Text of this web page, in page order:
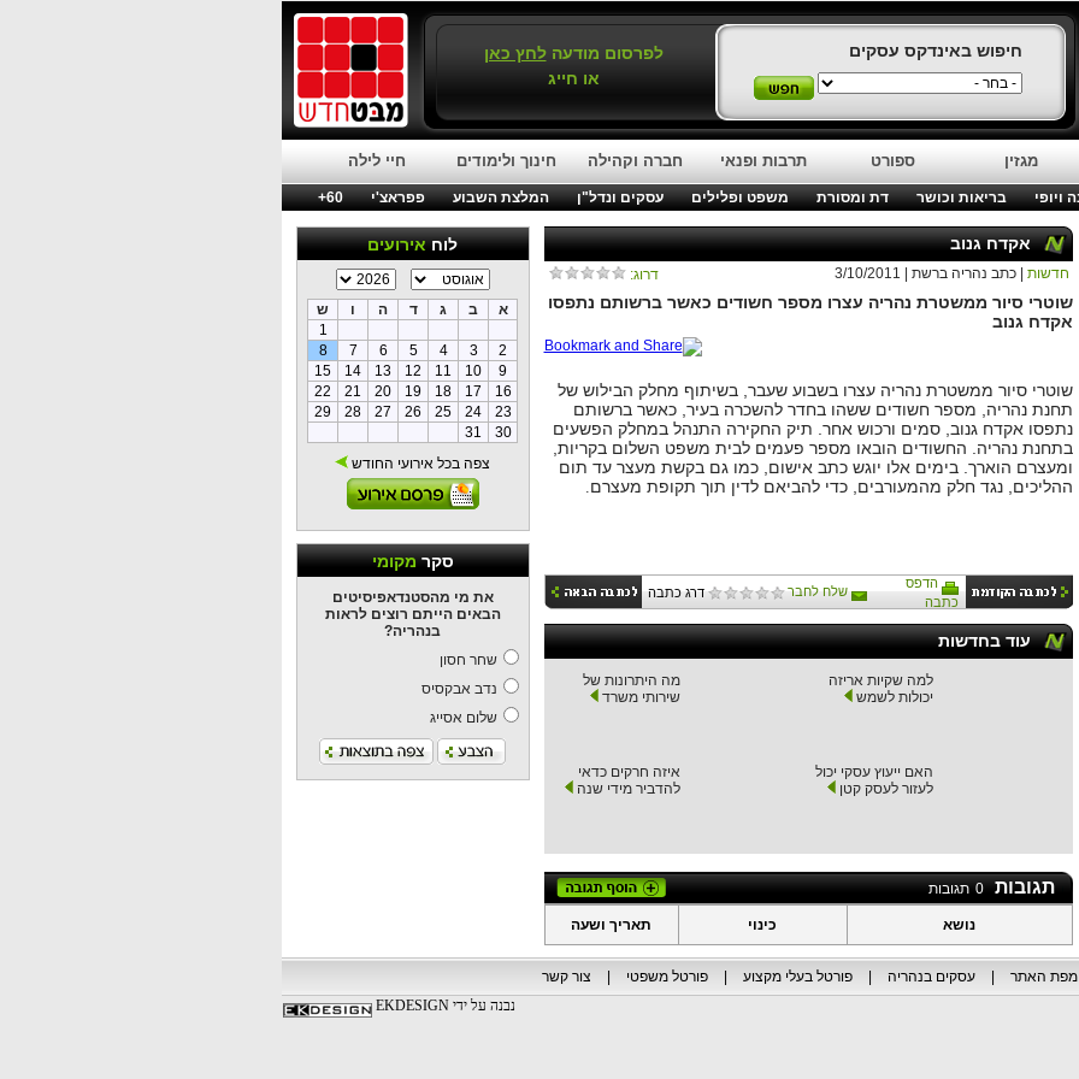
חיפוש באינדקס עסקים לפרסום מודעהלחץ כאן
או חייג
מגזין ספורט תרבות ופנאי חברה וקהילה חינוך ולימודים חיי לילה
ויופי בריאות וכושר דת ומסורת משפט ופלילים עסקים ונדל"ן המלצת השבוע פפראצ'י
60+
לוחאירועים
א ב ג ד ה ו
ש
1
2
3
4
5
6
7
8
9
10
11
12
13
14
15
16
17
18
19
20
21
22
23
24
25
26
27
28
29
30
31
צפה בכל אירועי החודש
סקרמקומי
את מי מהסטנדאפיסיטים
הבאים הייתם רוצים לראות
בנהריה?
שחר חסון
נדב אבקסיס
שלום אסייג
אקדח גנוב
דרוג: חדשות | כתב נהריה ברשת | 3/10/2011
שוטרי סיור ממשטרת נהריה עצרו מספר חשודים כאשר ברשותם נתפסו
אקדח גנוב
שוטרי סיור ממשטרת נהריה עצרו בשבוע שעבר ,בשיתוף מחלק הבילוש של
תחנת נהריה
מספר חשודים ששהו בחדר להשכרה בעיר ,כאשר ברשותם
נתפסו אקדח גנוב ,סמים ורכוש אחר תיק החקירה התנהל במחלק הפשעים
בתחנת נהריה
החשודים הובאו מספר פעמים לבית משפט השלום בקריות
ומעצרם הוארך .בימים אלו יוגש כתב אישום ,כמו גם בקשת מעצר עד תום
ההליכים ,נגד חלק מהמעורבים ,כדי להביאם לדין תוך תקופת מעצרם.
הדפס
כתבה
שלח לחבר דרג כתבה
עוד בחדשות
למה שקיות אריזה
יכולות לשמש
מה היתרונות של
שירותי משרד
האם ייעוץ עסקי יכול
לעזור לעסק קטן
איזה חרקים כדאי
להדביר מידי שנה
תגובות 0 תגובות
נושא כינוי תאריך ושעה
מפת האתר עסקים בנהריה פורטל בעלי מקצוע פורטל משפטי
צור קשר
נבנה על ידי EKDESIGN